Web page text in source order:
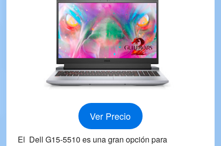
Ver Precio
El Dell G15-5510 es una gran opción para